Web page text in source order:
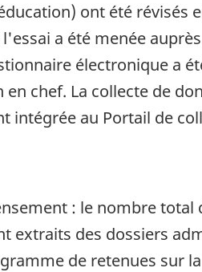
ont été révisés
a été menée
électronique a
chef. La collecte de
au Portail de
: le nombre
extraits des dossiers
de retenues sur